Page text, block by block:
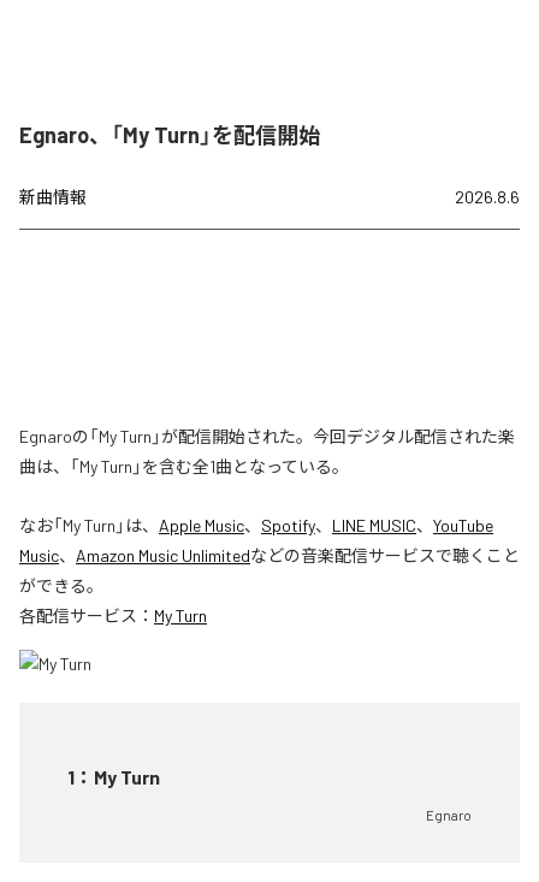
Egnaro、「My Turn」を配信開始
新曲情報 2026.8.6
Egnaroの「My Turn」が配信開始された。今回デジタル配信された楽
曲は、「My Turn」を含む全1曲となっている。
なお「My Turn 」は、 Apple Music、 Spotify、 LINE MUSIC、 YouTube
Music、 Amazon Music Unlimitedなどの音楽配信サービスで聴くこと
ができる。
各配信サービス： My Turn
1 ： My Turn
Egnaro